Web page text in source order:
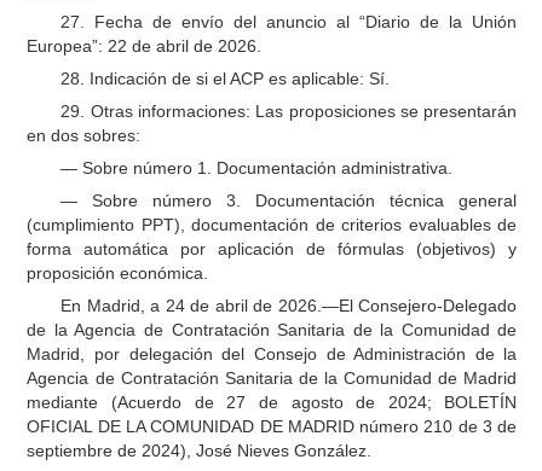
27. Fecha de envío del anuncio al “Diario de la Unión
Europea”: 22 de abril de 2026.
28. Indicación de si el ACP es aplicable: Sí.
29. Otras informaciones: Las proposiciones se presentarán
en dos sobres:
— Sobre número 1. Documentación administrativa.
— Sobre número 3. Documentación técnica general
(cumplimiento PPT), documentación de criterios evaluables de
forma automática por aplicación de fórmulas (objetivos) y
proposición económica.
En Madrid, a 24 de abril de 2026.—El Consejero-Delegado
de la Agencia de Contratación Sanitaria de la Comunidad de
Madrid, por delegación del Consejo de Administración de la
Agencia de Contratación Sanitaria de la Comunidad de Madrid
mediante (Acuerdo de 27 de agosto de 2024; BOLETÍN
OFICIAL DE LA COMUNIDAD DE MADRID número 210 de 3 de
septiembre de 2024), José Nieves González.